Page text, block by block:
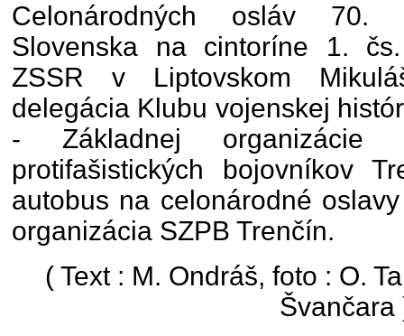
Celonárodných osláv 70.
Slovenska na cintoríne 1.
ZSSR v Liptovskom
delegácia Klubu vojenskej
- Základnej organizácie
protifašistických bojovníkov
autobus na celonárodné
organizácia SZPB Trenčín.
( Text : M. Ondráš, foto : O.
Švančara